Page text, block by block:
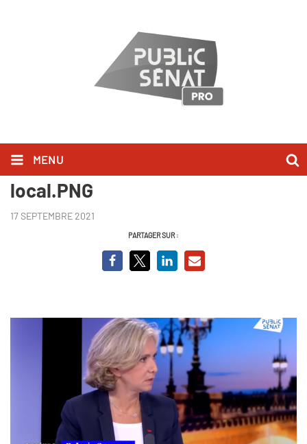
MENU
Valérie Pécresse - Extra
local.PNG
17 SEPTEMBRE 2021
PARTAGER SUR :